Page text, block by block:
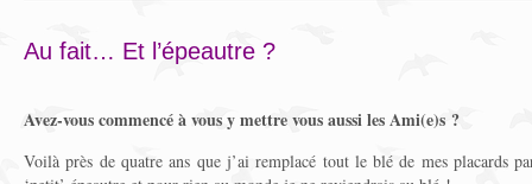
Au fait… Et l’épeautre ?
Avez-vous commencé à vous y mettre vous aussi les Ami(e)s ?
Voilà près de quatre ans que j’ai remplacé tout le blé de mes placards